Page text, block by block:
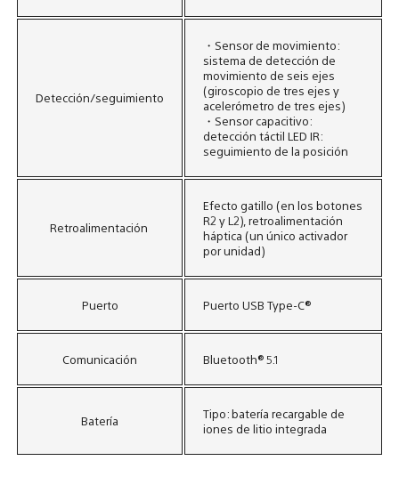
Detección/seguimiento
・Sensor de movimiento:
sistema de detección de
movimiento de seis ejes
(giroscopio de tres ejes y
acelerómetro de tres ejes)
・Sensor capacitivo:
detección táctil LED IR:
seguimiento de la posición
Retroalimentación ​
Efecto gatillo (en los botones
R2 y L2), retroalimentación
háptica (un único activador
por unidad)
Puerto Puerto USB Type-C®
Comunicación​ Bluetooth® 5.1​
Batería​
Tipo: batería recargable de
iones de litio integrada